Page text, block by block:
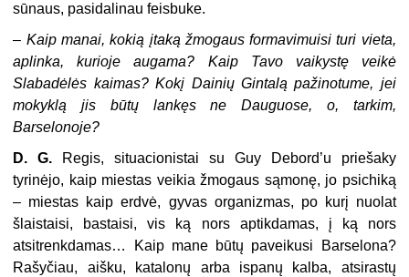
sūnaus, pasidalinau feisbuke.
– Kaip manai, kokią įtaką žmogaus formavimuisi turi vieta,
aplinka, kurioje augama? Kaip Tavo vaikystę veikė
Slabadėlės kaimas? Kokį Dainių Gintalą pažinotume, jei
mokyklą jis būtų lankęs ne Dauguose, o, tarkim,
Barselonoje?
D. G.
Regis, situacionistai su Guy Debord’u priešaky
tyrinėjo, kaip miestas veikia žmogaus sąmonę, jo psichiką
– miestas kaip erdvė, gyvas organizmas, po kurį nuolat
šlaistaisi, bastaisi, vis ką nors aptikdamas, į ką nors
atsitrenkdamas… Kaip mane būtų paveikusi Barselona?
Rašyčiau, aišku, katalonų arba ispanų kalba, atsirastų